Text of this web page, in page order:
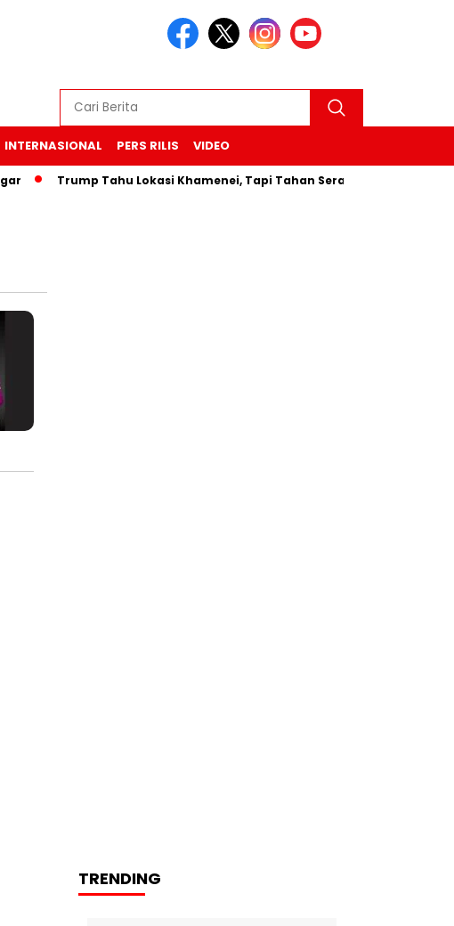
INTERNASIONAL PERS RILIS VIDEO
Trump Tahu Lokasi Khamenei, Tapi Tahan Serangan “Untuk
TRENDING